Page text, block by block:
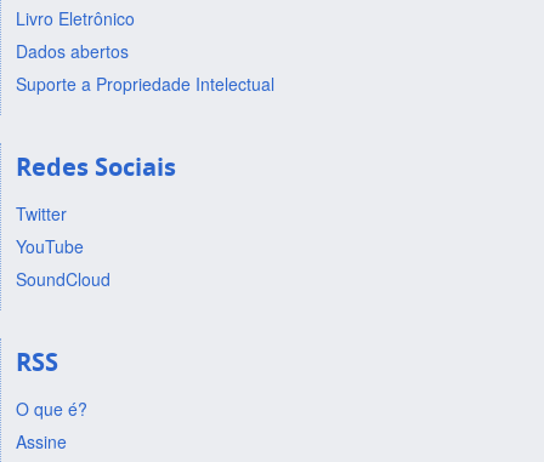
Livro Eletrônico
Dados abertos
Suporte a Propriedade Intelectual
Redes Sociais
Twitter
YouTube
SoundCloud
RSS
O que é?
Assine